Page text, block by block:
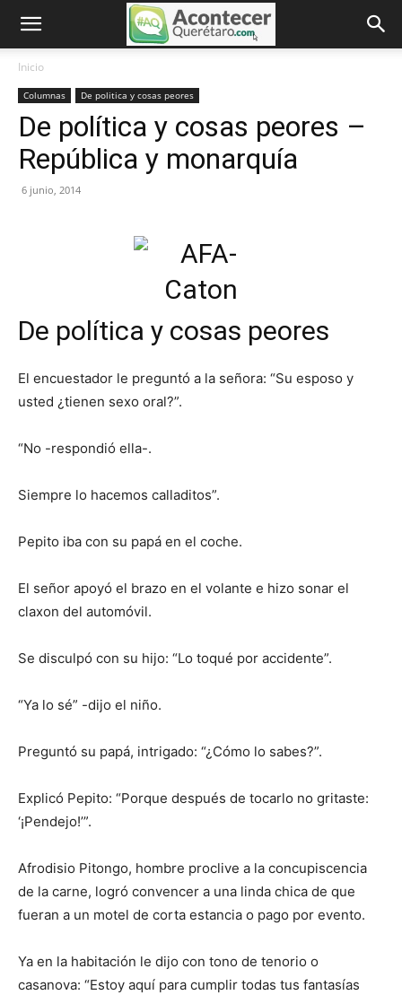
Inicio
Columnas De politica y cosas peores
De política y cosas peores –
República y monarquía
6 junio, 2014
De política y cosas peores
El encuestador le preguntó a la señora: “Su esposo y
usted ¿tienen sexo oral?”.
“No -respondió ella-.
Siempre lo hacemos calladitos”.
Pepito iba con su papá en el coche.
El señor apoyó el brazo en el volante e hizo sonar el
claxon del automóvil.
Se disculpó con su hijo: “Lo toqué por accidente”.
“Ya lo sé” -dijo el niño.
Preguntó su papá, intrigado: “¿Cómo lo sabes?”.
Explicó Pepito: “Porque después de tocarlo no gritaste:
‘¡Pendejo!’”.
Afrodisio Pitongo, hombre proclive a la concupiscencia
de la carne, logró convencer a una linda chica de que
fueran a un motel de corta estancia o pago por evento.
Ya en la habitación le dijo con tono de tenorio o
casanova: “Estoy aquí para cumplir todas tus fantasías